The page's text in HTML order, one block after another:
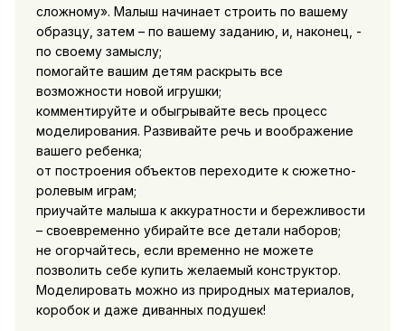
сложному». Малыш начинает строить по вашему
образцу, затем – по вашему заданию, и, наконец, -
по своему замыслу;
помогайте вашим детям раскрыть все
возможности новой игрушки;
комментируйте и обыгрывайте весь процесс
моделирования. Развивайте речь и воображение
вашего ребенка;
от построения объектов переходите к сюжетно-
ролевым играм;
приучайте малыша к аккуратности и бережливости
– своевременно убирайте все детали наборов;
не огорчайтесь, если временно не можете
позволить себе купить желаемый конструктор.
Моделировать можно из природных материалов,
коробок и даже диванных подушек!